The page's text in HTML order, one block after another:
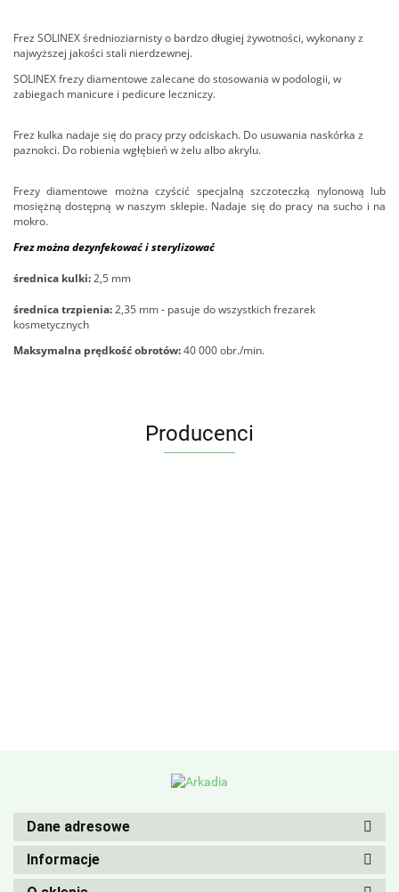
Frez SOLINEX średnioziarnisty o bardzo długiej żywotności, wykonany z
najwyższej jakości stali nierdzewnej.
SOLINEX frezy diamentowe zalecane do stosowania w podologii, w
zabiegach manicure i pedicure leczniczy.
Frez kulka nadaje się do pracy przy odciskach. Do usuwania naskórka z
paznokci. Do robienia wgłębień w żelu albo akrylu.
Frezy diamentowe można czyścić specjalną szczoteczką nylonową lub
mosiężną dostępną w naszym sklepie. Nadaje się do pracy na sucho i na
mokro.
Frez można dezynfekować i sterylizować
średnica kulki:2,5 mm
średnica trzpienia:2,35 mm - pasuje do wszystkich frezarek
kosmetycznych
Maksymalna prędkość obrotów:40 000 obr./min.
Producenci
Dane adresowe
Informacje